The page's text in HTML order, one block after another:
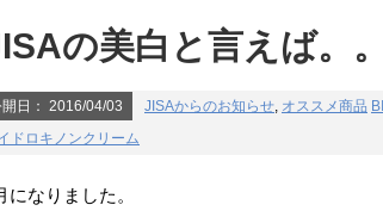
の美白と言えば。。
日： 2016/04/03 JISAからのお知らせ, オススメ商品
ドロキノンクリーム
になりました。